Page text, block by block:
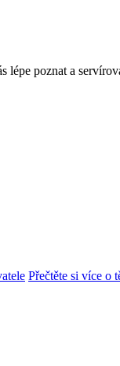
lépe poznat a
Přečtěte si více o